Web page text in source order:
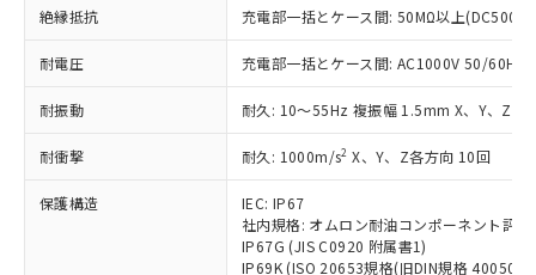
絶縁抵抗 充電部一括とケース間: 50MΩ以上(DC500V
耐電圧 充電部一括とケース間: AC1000V 50/60Hz
耐振動 耐久: 10～55Hz 複振幅 1.5mm X、Y、Z各
耐衝撃 耐久: 1000m/s2 X、Y、Z各方向 10回
保護構造
IEC: IP67
社内規格: オムロン耐油コンポーネント評
IP67G (JIS C0920 附属書1)
IP69K (ISO 20653規格(旧DIN規格 40050
在庫状況および標準価格照会結果は、
記載している更新日時点での社内デー
タに基づき作成されるものであり、閲
覧された時点での実際の在庫および標
準価格とは異なる場合があることをご
正式な納期状況および標準価格はお客
様のお取引先、またはお客様担当のオ
ムロン制御機器販売店・当社販売員に
ご相談ください。
オムロン制御機器販売店や当社販売拠
むを得ず変更することがあります。
*EU RoHS指令（10物質）：
鉛(Pb) 1000ppm以下、 水銀(Hg) 1000ppm以下、 カド
ミウム(Cd) 100ppm以下、
六価クロム(Cr(Ⅵ)) 1000ppm以下、ポリ臭化ビフェニル
(PBDE) 1000ppm以下、フタル酸ビス(2-エチルヘキシ
ル) (DEHP)(別名：DOP) 1000ppm以下、フタル酸ブチ
ルベンジル（BBP） 1000ppm以下、フタル酸ジブチル
（DBP） 1000ppm以下、フタル酸ジイソブチル
但し、RoHS指令で産業用監視および制御機器に対する
い合わせください。
Cr(Ⅵ)(六価クロム) : 1000ppm、 PBBs(ポリ臭化ビフェ
ニル類) : 1000ppm、 PBDEs(ポリ臭化ジフェニルエーテ
DBP(フタル酸ジブチル) : 1000ppm、 DIBP(フタル酸ジ
イソブチル) : 1000ppm、 BBP(フタル酸ブチルベンジ
DEHP(フタル酸ビス(2-エチルヘキシル)) : 1000ppm
為替および外国貿易法に定める商品
（以下｢規制貨物等」という）を輸出
または国外への提供する場合は、日本
国政府の輸出許可(または役務取引許
可)を取得するなどの必要な手続きを
当社は規制貨物を破棄する場合は、完
全に破砕するなど、違法に輸出されな
いよう必要な手段を講じます。
当社は貴社製品を、核兵器、ミサイ
ル、化学兵器、生物兵器またはその他
一定数以上の在庫あり
一定数には満たないが在庫あり
在庫なし(最新の在庫状況につ